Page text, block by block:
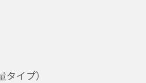
イプ）